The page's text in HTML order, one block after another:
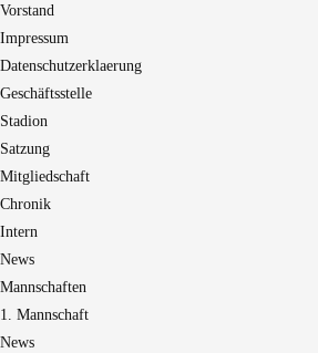
Vorstand
Impressum
Datenschutzerklaerung
Geschäftsstelle
Stadion
Satzung
Mitgliedschaft
Chronik
Intern
News
Mannschaften
1. Mannschaft
News